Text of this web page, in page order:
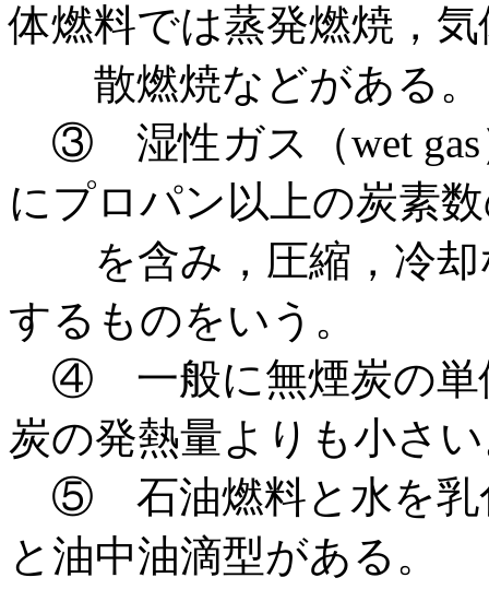
体燃料では蒸発燃焼，
散燃焼などがある。
③ 湿性ガス（wet gas
にプロパン以上の炭素
を含み，圧縮，冷却
するものをいう。
④ 一般に無煙炭の単
炭の発熱量よりも小さ
⑤ 石油燃料と水を乳
と油中油滴型がある。